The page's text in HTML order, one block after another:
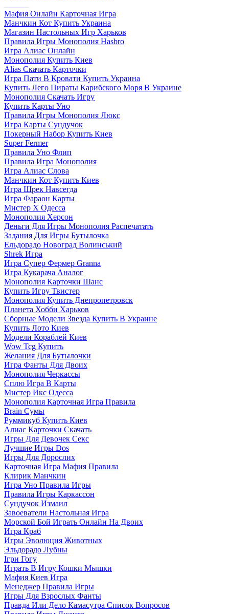
Мафия Онлайн Карточная Игра
Манчкин Кот Купить Украина
Магазин Настольных Игр Харьков
Правила Игры Монополия Hasbro
Игра Алиас Онлайн
Монополия Купить Киев
Alias Скачать Карточки
Игра Пати В Кровати Купить Украина
Купить Лего Пираты Карибского Моря В Украине
Монополия Скачать Игру
Купить Карты Уно
Правила Игры Монополия Люкс
Игра Карты Сундучок
Покерный Набор Купить Киев
Super Fermer
Правила Уно Флип
Правила Игра Монополия
Игра Алиас Слова
Манчкин Кот Купить Киев
Игра Шрек Навсегда
Игра Фараон Карты
Мистер Х Одесса
Монополия Херсон
Деньги Для Игры Монополия Распечатать
Задания Для Игры Бутылочка
Ельдорадо Новоград Волинський
Shrek Игра
Игра Супер Фермер Granna
Игра Кукарача Аналог
Монополия Карточки Шанс
Купить Игру Твистер
Монополия Купить Днепропетровск
Планета Хобби Харьков
Сборные Модели Звезда Купить В Украине
Купить Лото Киев
Модели Кораблей Киев
Wow Tcg Купить
Желания Для Бутылочки
Игра Фанты Для Двоих
Монополия Черкассы
Сплю Игра В Карты
Мистер Икс Одесса
Монополия Карточная Игра Правила
Brain Сумы
Руммикуб Купить Киев
Алиас Карточки Скачать
Игры Для Девочек Секс
Лучшие Игры Dos
Игры Для Дорослих
Карточная Игра Мафия Правила
Клирик Манчкин
Игра Уно Правила Игры
Правила Игры Каркассон
Сундучок Измаил
Завоеватели Настольная Игра
Морской Бой Играть Онлайн На Двоих
Игра Краб
Игры Эволюция Животных
Эльдорадо Лубны
Ігри Гогу
Играть В Игру Кошки Мышки
Мафия Киев Игра
Менеджер Правила Игры
Игры Для Взрослых Фанты
Правда Или Дело Камасутра Список Вопросов